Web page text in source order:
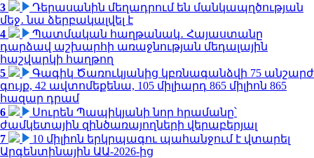
3
Դերասանին մեղադրում են մանկապղծության
մեջ․ նա ձերբակալվել է
4
Պատմական հաղթանակ․ Հայաստանը
դարձավ աշխարհի առաջնության մեդալային
հաշվարկի հաղթող
5
Գագիկ Ծառուկյանից կբռնագանձվի 75 անշարժ
գույք, 42 ավտոմեքենա, 105 միլիարդ 865 միլիոն 865
հազար դրամ
6
Սուրեն Պապիկյանի նոր հրամանը՝
ժամկետային զինծառայողների վերաբերյալ
7
10 միլիոն երկրպագու պահանջում է վտարել
Արգենտինային ԱԱ-2026-ից